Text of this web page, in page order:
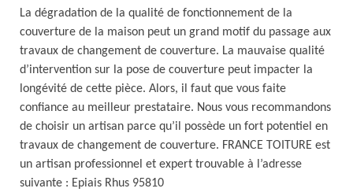
La dégradation de la qualité de fonctionnement de la
couverture de la maison peut un grand motif du passage aux
travaux de changement de couverture. La mauvaise qualité
d’intervention sur la pose de couverture peut impacter la
longévité de cette pièce. Alors, il faut que vous faite
confiance au meilleur prestataire. Nous vous recommandons
de choisir un artisan parce qu’il possède un fort potentiel en
travaux de changement de couverture. FRANCE TOITURE est
un artisan professionnel et expert trouvable à l’adresse
suivante : Epiais Rhus 95810